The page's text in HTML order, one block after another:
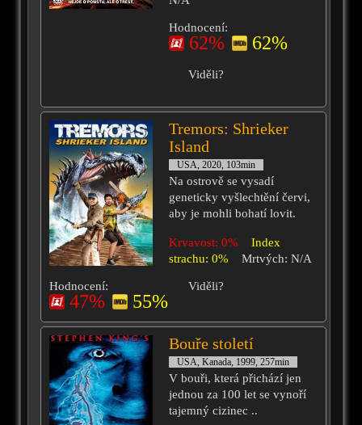
Hodnocení:
62% 62%
Viděli?
Tremors: Shrieker
Island
USA, 2020, 103min
Na ostrově se vysadí
geneticky vyšlechtění červi,
aby je mohli bohatí lovit.
Krvavost: 0%
Index
strachu: 0%
Mrtvých: N/A
Hodnocení:
47% 55%
Viděli?
Bouře století
USA, Kanada, 1999, 257min
V bouři, která přichází jen
jednou za 100 let se vynoří
tajemný cizinec ..